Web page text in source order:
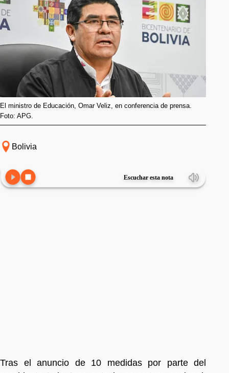
El ministro de Educación, Omar Veliz, en conferencia de prensa.
Foto: APG.
Bolivia
Escuchar esta nota
Tras el anuncio de 10 medidas por parte del